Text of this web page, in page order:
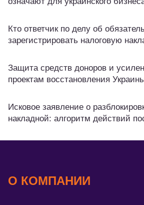
Кто ответчик по делу об
зарегистрировать налоговую
Защита средств доноров и
проектам восстановления
Исковое заявление о
накладной: алгоритм действий
О КОМПАНИИ